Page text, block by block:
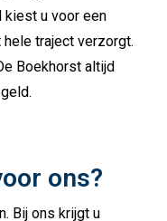
kiest u voor een
traject verzorgt.
Boekhorst altijd
ons?
Bij ons krijgt u